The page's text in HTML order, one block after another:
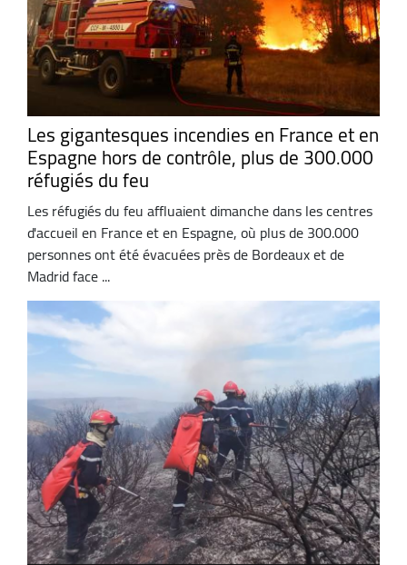
Les gigantesques incendies en France et en
Espagne hors de contrôle, plus de 300.000
réfugiés du feu
Les réfugiés du feu affluaient dimanche dans les centres
d'accueil en France et en Espagne, où plus de 300.000
personnes ont été évacuées près de Bordeaux et de
Madrid face ...